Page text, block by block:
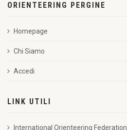
ORIENTEERING PERGINE
Homepage
Chi Siamo
Accedi
LINK UTILI
International Orienteering Federation